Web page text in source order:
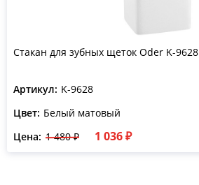
Стакан для зубных щеток Oder K-9628
Артикул: K-9628
Цвет: Белый матовый
Цена: 1 480 ₽ 1 036 ₽